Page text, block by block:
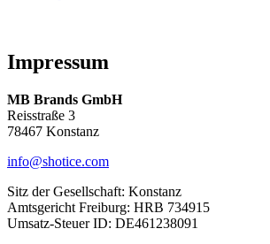
Impressum
MB Brands GmbH
Reisstraße 3
78467 Konstanz
info@shotice.com
Sitz der Gesellschaft: Konstanz
Amtsgericht Freiburg: HRB 734915
Umsatz-Steuer ID: DE461238091